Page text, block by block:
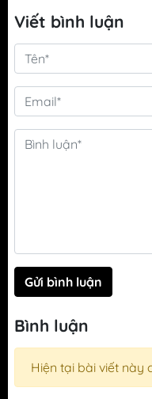
Viết bình luận
Gửi bình luận
Bình luận
Hiện tại bài viết này